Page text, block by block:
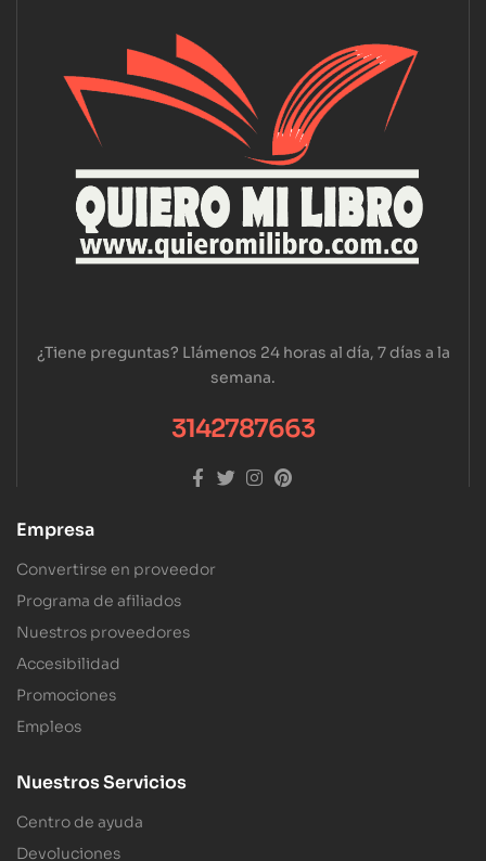
¿Tiene preguntas? Llámenos 24 horas al día, 7 días a la
semana.
3142787663
Empresa
Convertirse en proveedor
Programa de afiliados
Nuestros proveedores
Accesibilidad
Promociones
Empleos
Nuestros Servicios
Centro de ayuda
Devoluciones